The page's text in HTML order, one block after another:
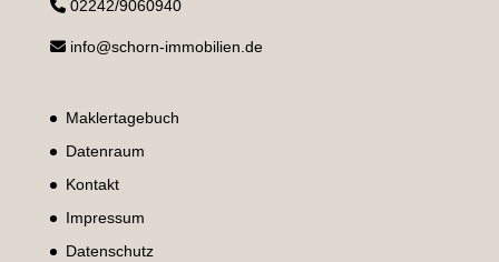
02242/9060940
info@schorn-immobilien.de
Maklertagebuch
Datenraum
Kontakt
Impressum
Datenschutz